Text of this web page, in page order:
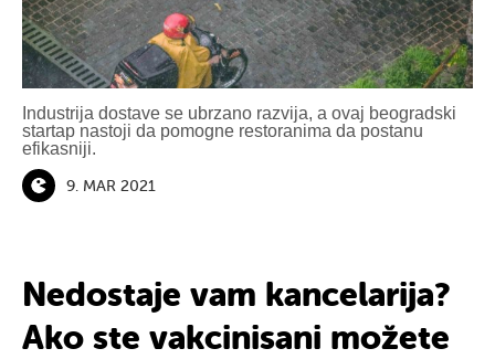
Industrija dostave se ubrzano razvija, a ovaj beogradski
startap nastoji da pomogne restoranima da postanu
efikasniji.
9. MAR 2021
Nedostaje vam kancelarija?
Ako ste vakcinisani možete